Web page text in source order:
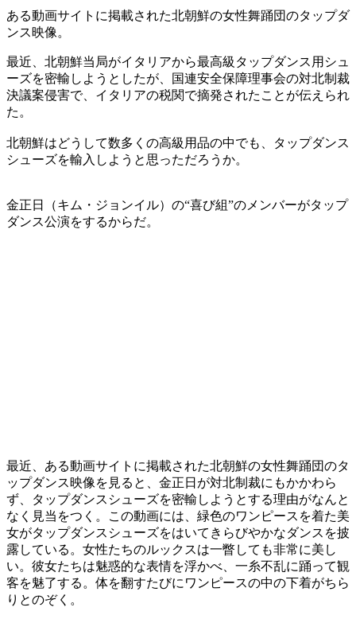
ある動画サイトに掲載された北朝鮮の女性舞踊団のタップダ
ンス映像。
最近、北朝鮮当局がイタリアから最高級タップダンス用シュ
ーズを密輸しようとしたが、国連安全保障理事会の対北制裁
決議案侵害で、イタリアの税関で摘発されたことが伝えられ
た。
北朝鮮はどうして数多くの高級用品の中でも、タップダンス
シューズを輸入しようと思っただろうか。
金正日（キム・ジョンイル）の“喜び組”のメンバーがタップ
ダンス公演をするからだ。
最近、ある動画サイトに掲載された北朝鮮の女性舞踊団のタ
ップダンス映像を見ると、金正日が対北制裁にもかかわら
ず、タップダンスシューズを密輸しようとする理由がなんと
なく見当をつく。この動画には、緑色のワンピースを着た美
女がタップダンスシューズをはいてきらびやかなダンスを披
露している。女性たちのルックスは一瞥しても非常に美し
い。彼女たちは魅惑的な表情を浮かべ、一糸不乱に踊って観
客を魅了する。体を翻すたびにワンピースの中の下着がちら
りとのぞく。